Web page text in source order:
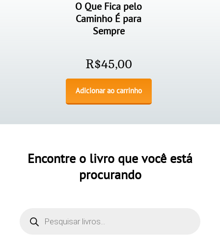
O Que Fica pelo
Caminho É para
Sempre
R$45,00
Adicionar ao carrinho
Encontre o livro que você está
procurando